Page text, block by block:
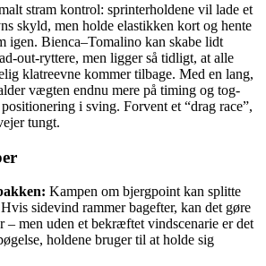
stram kontrol: sprinterholdene vil lade et
skyld, men holde elastikken kort og hente
igen. Bienca–Tomalino kan skabe lidt
out-ryttere, men ligger så tidligt, at alle
klatreevne kommer tilbage. Med en lang,
vægten endnu mere på timing og tog-
i sving. Forvent et “drag race”,
tungt.
Kampen om bjergpoint kan splitte
sidevind rammer bagefter, kan det gøre
– men uden et bekræftet vindscenarie er det
holdene bruger til at holde sig